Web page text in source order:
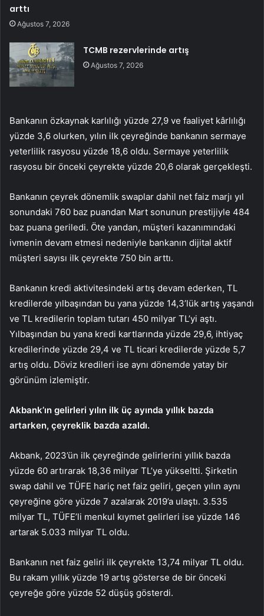
arttı
Ağustos 7, 2026
TCMB rezervlerinde artış
Ağustos 7, 2026
Bankanın özkaynak karlılığı yüzde 27,9 ve faaliyet kârlılığı
yüzde 3,6 olurken, yılın ilk çeyreğinde bankanın sermaye
yeterlilik rasyosu yüzde 18,6 oldu. Sermaye yeterlilik
rasyosu bir önceki çeyrekte yüzde 20,6 olarak gerçekleşti.
Bankanın çeyrek dönemlik swaplar dahil net faiz marjı yıl
sonundaki 760 baz puandan Mart sonunun prestijiyle 484
baz puana geriledi. Öte yandan, müşteri kazanımındaki
ivmenin devam etmesi nedeniyle bankanın dijital aktif
müşteri sayısı ilk çeyrekte 750 bin arttı.
Bankanın kredi aktivitesindeki artış devam ederken, TL
kredilerde yılbaşından bu yana yüzde 14,3’lük artış yaşandı
ve TL kredilerin toplam tutarı 450 milyar TL’yi aştı.
Yılbaşından bu yana kredi kartlarında yüzde 29,6, ihtiyaç
kredilerinde yüzde 29,4 ve TL ticari kredilerde yüzde 5,7
artış oldu. Döviz kredileri ise aynı dönemde yatay bir
görünüm izlemiştir.
Akbank’ın gelirleri yılın ilk üç ayında yıllık bazda
artarken, çeyreklik bazda azaldı.
Akbank, 2023’ün ilk çeyreğinde gelirlerini yıllık bazda
yüzde 60 artırarak 18,36 milyar TL’ye yükseltti. Şirketin
swap dahil ve TÜFE hariç net faiz geliri, geçen yılın aynı
çeyreğine göre yüzde 7 azalarak 2019’a ulaştı. 3.535
milyar TL, TÜFE’li menkul kıymet gelirleri ise yüzde 146
artarak 5.033 milyar TL oldu.
Bankanın net faiz geliri ilk çeyrekte 13,74 milyar TL oldu.
Bu rakam yıllık yüzde 19 artış gösterse de bir önceki
çeyreğe göre yüzde 52 düşüş gösterdi.